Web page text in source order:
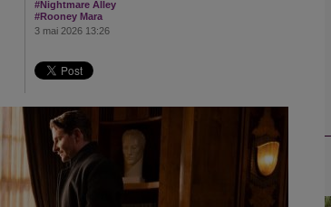
#Nightmare Alley
#Rooney Mara
3 mai 2026 13:26